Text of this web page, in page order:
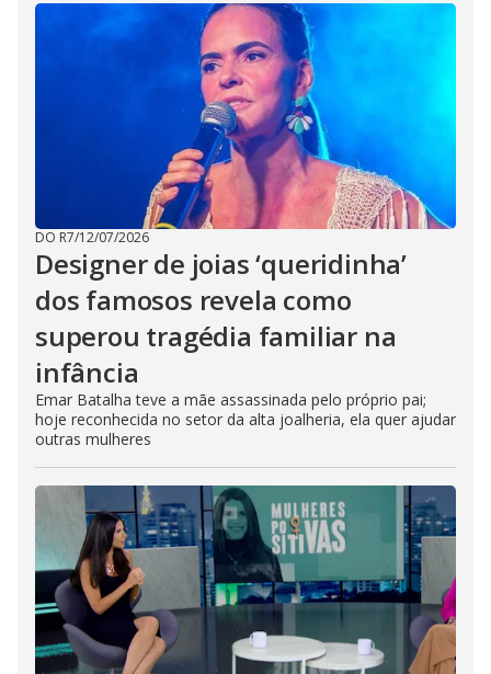
DO R7/12/07/2026
Designer de joias ‘queridinha’
dos famosos revela como
superou tragédia familiar na
infância
Emar Batalha teve a mãe assassinada pelo próprio pai;
hoje reconhecida no setor da alta joalheria, ela quer ajudar
outras mulheres